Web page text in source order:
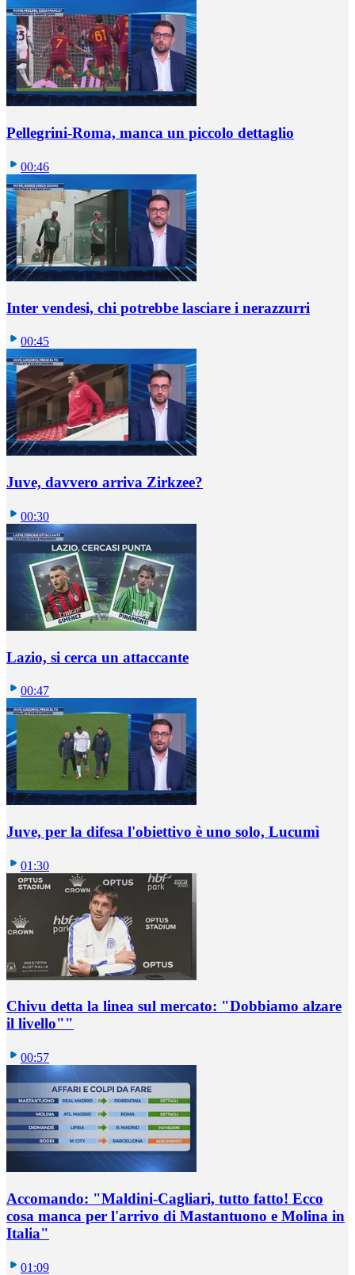
Pellegrini-Roma, manca un piccolo dettaglio
00:46
Inter vendesi, chi potrebbe lasciare i nerazzurri
00:45
Juve, davvero arriva Zirkzee?
00:30
Lazio, si cerca un attaccante
00:47
Juve, per la difesa l'obiettivo è uno solo, Lucumì
01:30
Chivu detta la linea sul mercato: "Dobbiamo alzare
il livello""
00:57
Accomando: "Maldini-Cagliari, tutto fatto! Ecco
cosa manca per l'arrivo di Mastantuono e Molina in
Italia"
01:09